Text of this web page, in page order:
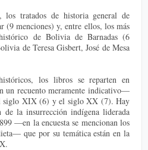
tratados de historia general de
menciones) y, entre ellos, los más
de Bolivia de Barnadas (6
de Teresa Gisbert, José de Mesa
los libros se reparten en
un recuento meramente indicativo—
siglo XIX (6) y el siglo XX (7). Hay
de la insurrección indígena liderada
—en la encuesta se mencionan los
que por su temática están en la